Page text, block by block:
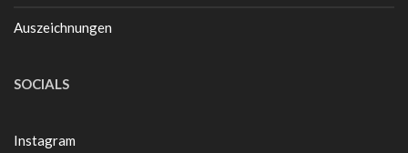
Auszeichnungen
SOCIALS
Instagram